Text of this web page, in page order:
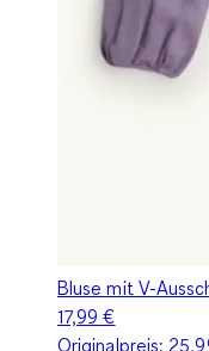
Bluse mit V-
17,99 €
Originalpreis: